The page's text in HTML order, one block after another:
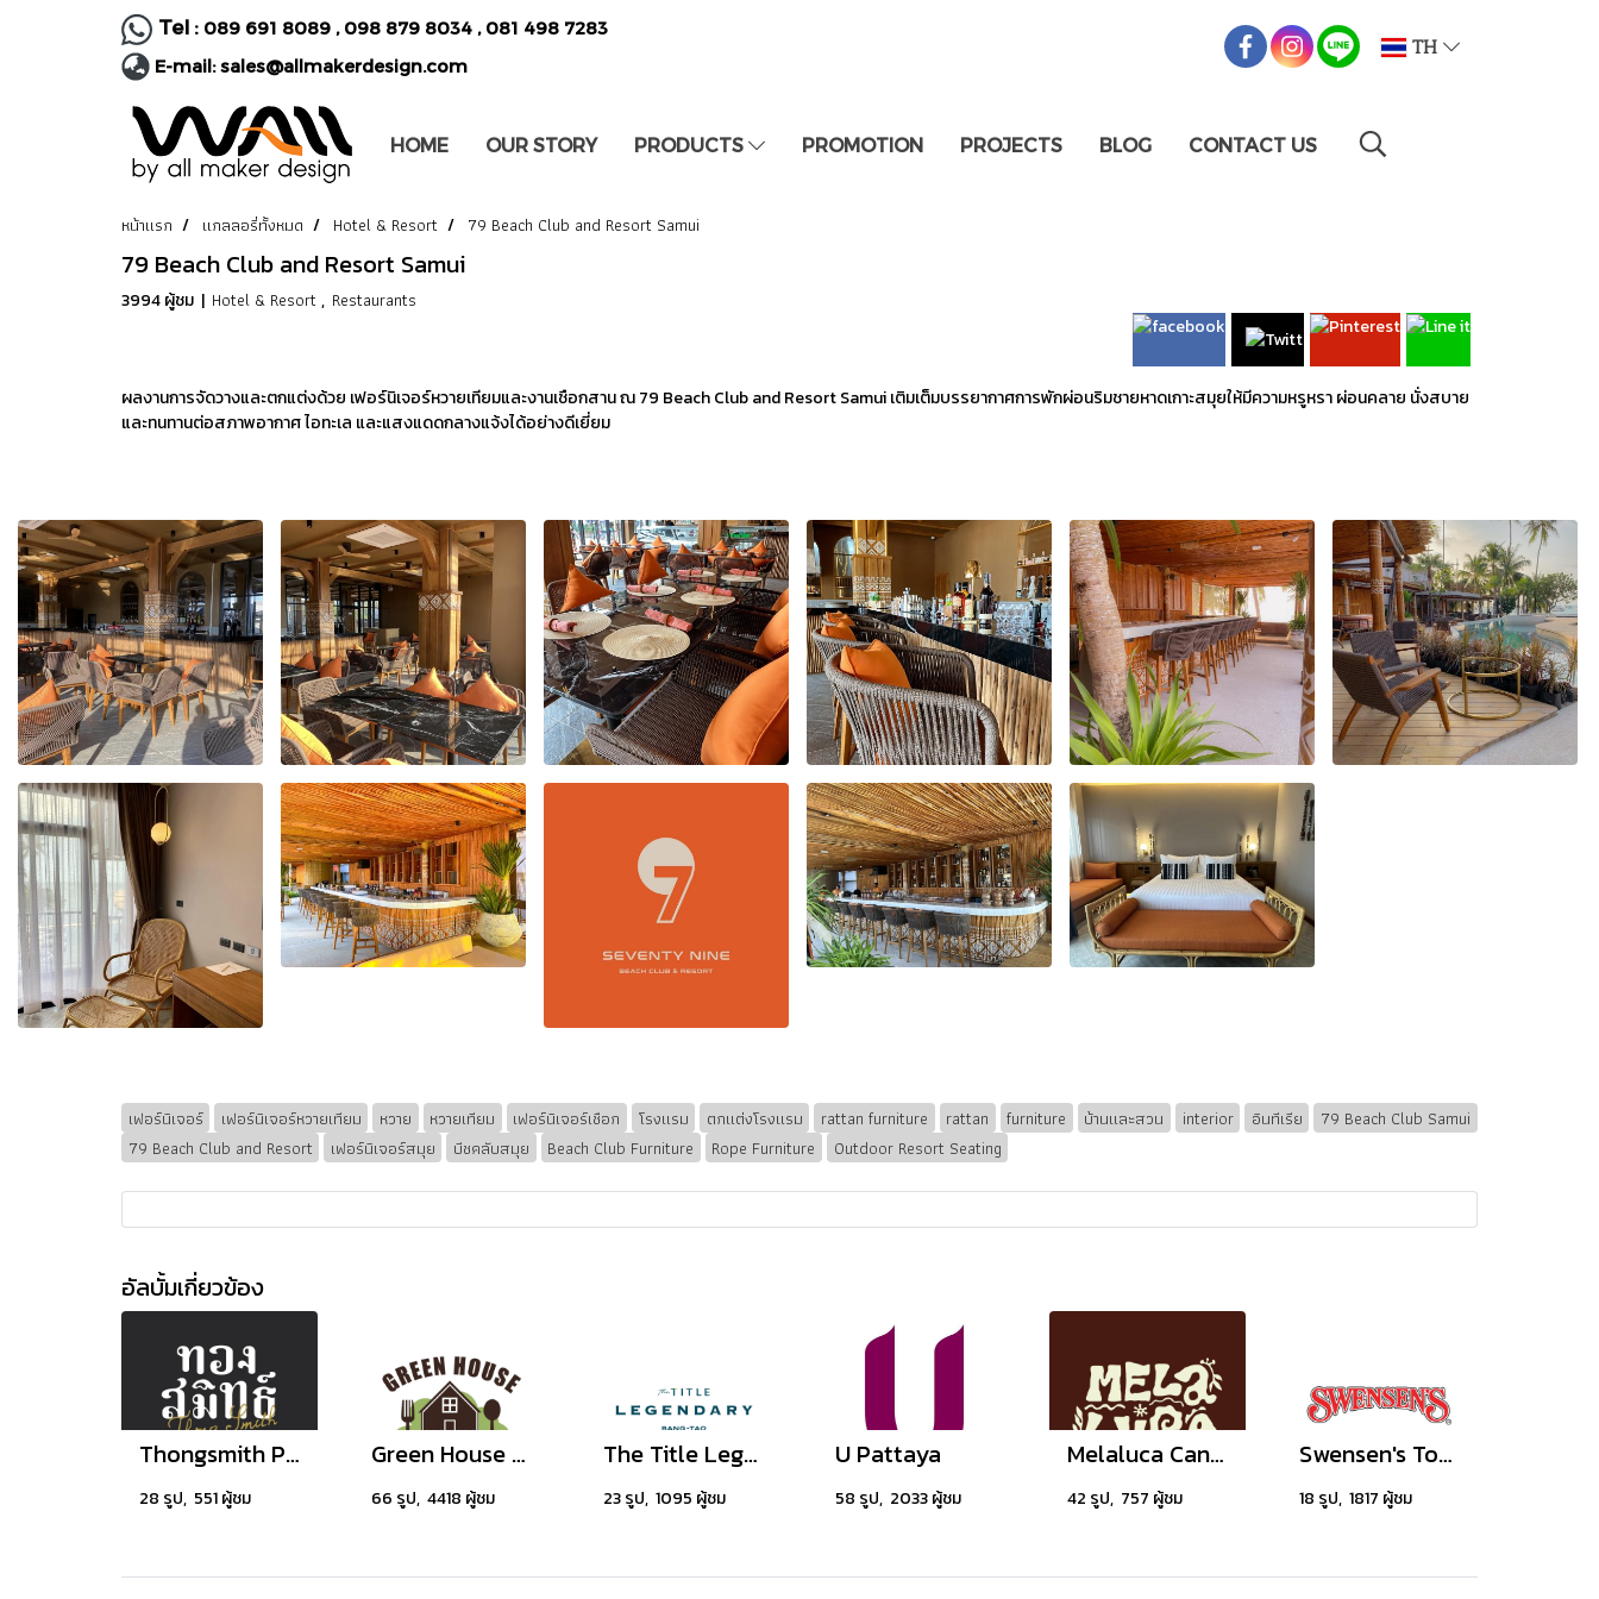
Tel : 089 691 8089 , 098 879 8034 , 081 498 7283
E-mail:sales@allmakerdesign.com
TH
HOME OUR STORY PRODUCTS PROMOTION PROJECTS BLOG CONTACT US
หน้าแรก แกลลอรี่ทั้งหมด Hotel & Resort 79 Beach Club and Resort Samui
79 Beach Club and Resort Samui
3994 ผู้ชม | Hotel & Resort, Restaurants
ผลงานการจัดวางและตกแต่งด้วย เฟอร์นิเจอร์หวายเทียมและงานเชือกสาน ณ 79 Beach Club and Resort Samui เติมเต็มบรรยากาศการพักผ่อนริมชายหาดเกาะสมุยให้มีความหรูหรา ผ่อนคลาย นั่งสบาย
และทนทานต่อสภาพอากาศ ไอทะเล และแสงแดดกลางแจ้งได้อย่างดีเยี่ยม
เฟอร์นิเจอร์ เฟอร์นิเจอร์หวายเทียม หวาย หวายเทียม เฟอร์นิเจอร์เชือก โรงแรม ตกแต่งโรงแรม rattan furniture rattan furniture บ้านและสวน interior อินทีเรีย
79 Beach Club Samui
79 Beach Club and Resort
เฟอร์นิเจอร์สมุย บีชคลับสมุย Beach Club Furniture Rope Furniture Outdoor Resort Seating
อัลบั้มเกี่ยวข้อง
Thongsmith Phuket
28 รูป, 551 ผู้ชม
Green House Bistro
66 รูป, 4418 ผู้ชม
The Title Legendary Bang-Tao
23 รูป, 1095 ผู้ชม
U Pattaya
58 รูป, 2033 ผู้ชม
Melaluca Canal Beach Club
42 รูป, 757 ผู้ชม
Swensen's Tontann Village
18 รูป, 1817 ผู้ชม